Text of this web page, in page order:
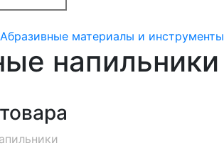
Абразивные материалы и инструменты
напильники